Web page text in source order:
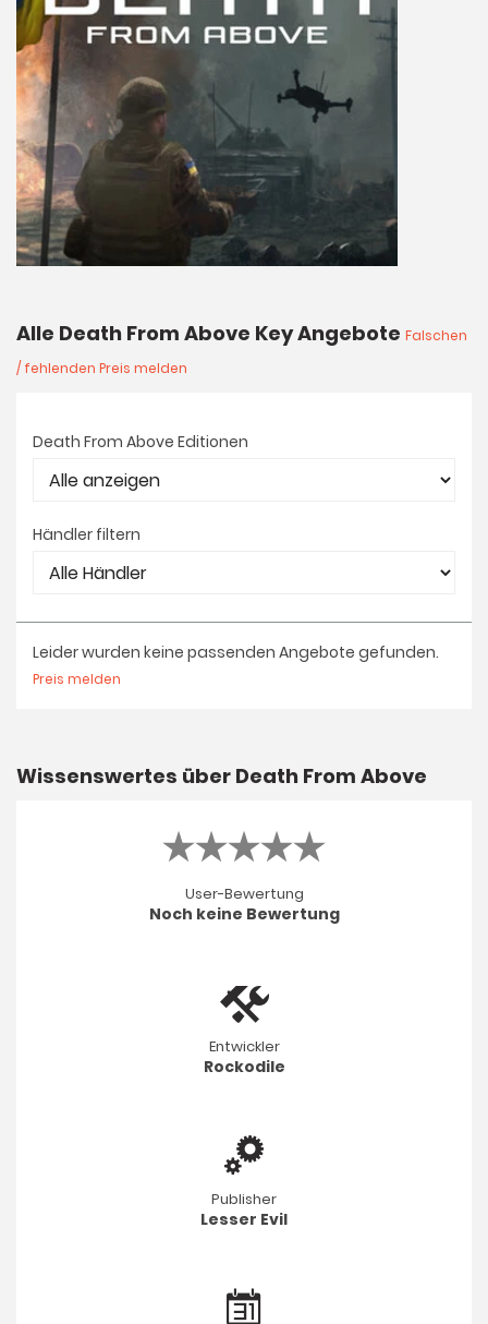
Alle Death From Above Key Angebote Falschen
/ fehlenden Preis melden
Death From Above Editionen
Händler filtern
Leider wurden keine passenden Angebote gefunden.
Preis melden
Wissenswertes über Death From Above
User-Bewertung
Noch keine Bewertung
Entwickler
Rockodile
Publisher
Lesser Evil